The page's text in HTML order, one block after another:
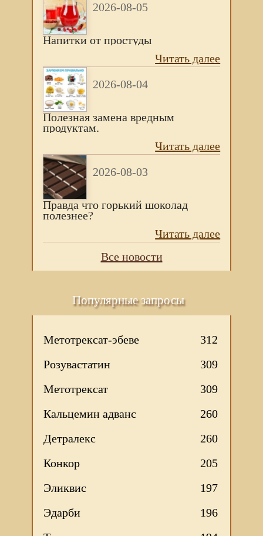
2026-08-05
Напитки от простуды
Читать далее
2026-08-04
Полезная замена вредным
продуктам.
Читать далее
2026-08-03
Правда что горький шоколад
полезнее?
Читать далее
Все новости
Популярные запросы
Метотрексат-эбеве
312
Розувастатин
309
Метотрексат
309
Кальцемин адванс
260
Детралекс
260
Конкор
205
Эликвис
197
Эдарби
196